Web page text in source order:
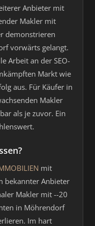
Anbieter mit
Makler mit
demonstrieren
vorwärts gelangt.
Arbeit an der SEO-
Markt wie
aus. Für Käufer in
Makler
als je zuvor. Ein
mit
bekannter Anbieter
Makler mit --20
in Möhrendorf
Im hart